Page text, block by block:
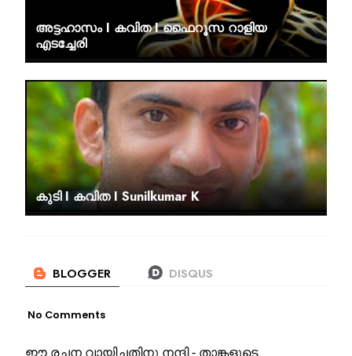
അട്ടഹാസം I കവിത I ഫൈറൂസ റാളിയ
എടച്ചേരി
കുടി I കവിത I Sunilkumar K
No Comments